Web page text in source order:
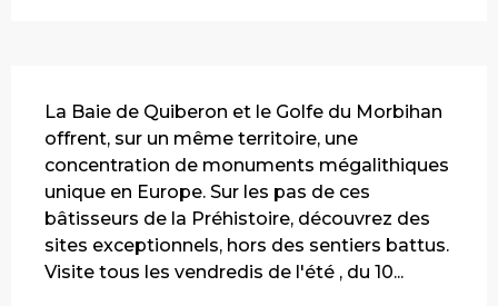
La Baie de Quiberon et le Golfe du Morbihan
offrent, sur un même territoire, une
concentration de monuments mégalithiques
unique en Europe. Sur les pas de ces
bâtisseurs de la Préhistoire, découvrez des
sites exceptionnels, hors des sentiers battus.
Visite tous les vendredis de l'été , du 10...